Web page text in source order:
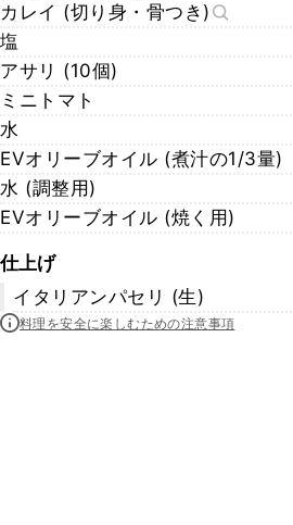
カレイ (切り身・骨つき)
塩
アサリ (10個)
ミニトマト
水
EVオリーブオイル (煮汁の1/3量)
水 (調整用)
EVオリーブオイル (焼く用)
仕上げ
イタリアンパセリ (生)
料理を安全に楽しむための注意事項